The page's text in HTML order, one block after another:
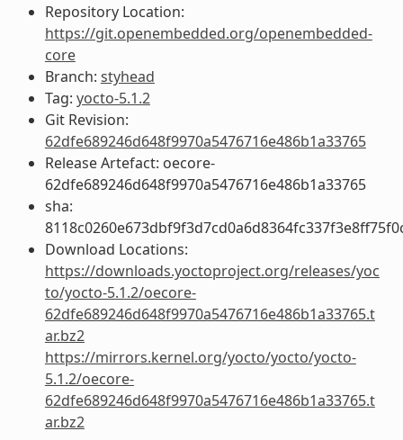
Repository Location:
https://git.openembedded.org/openembedded-
core
Branch: styhead
Tag: yocto-5.1.2
Git Revision:
62dfe689246d648f9970a5476716e486b1a33765
Release Artefact: oecore-
62dfe689246d648f9970a5476716e486b1a33765
sha:
Download Locations:
https://downloads.yoctoproject.org/releases/yoc
to/yocto-5.1.2/oecore-
62dfe689246d648f9970a5476716e486b1a33765.t
ar.bz2
https://mirrors.kernel.org/yocto/yocto/yocto-
5.1.2/oecore-
62dfe689246d648f9970a5476716e486b1a33765.t
ar.bz2